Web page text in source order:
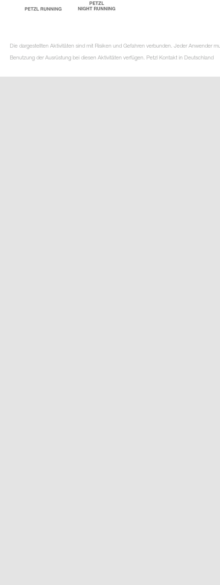
Die dargestellten Aktivitäten sind mit Risiken und Gefahren verbunden. Jeder Anwender
Benutzung der Ausrüstung bei diesen Aktivitäten verfügen. Petzl Kontakt in Deutschland